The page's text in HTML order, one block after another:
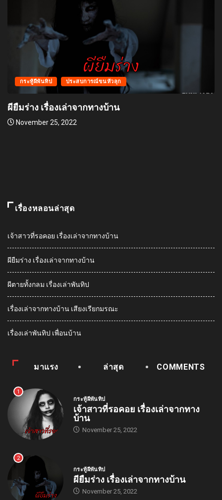
กระทู้ผีพันทิป ประสบการณ์ขนหัวลุก
ผียืมร่าง เรื่องเล่าจากทางบ้าน
November 25, 2022
เรื่องหลอนล่าสุด
เจ้าสาวที่รอคอย เรื่องเล่าจากทางบ้าน
ผียืมร่าง เรื่องเล่าจากทางบ้าน
ผีตายทั้งกลม เรื่องเล่าพันทิป
เรื่องเล่าจากทางบ้าน เสียงเรียกมรณะ
เรื่องเล่าพันทิป เพื่อนบ้าน
มาแรง ล่าสุด COMMENTS
1
กระทู้ผีพันทิป
เจ้าสาวที่รอคอย เรื่องเล่าจากทาง
บ้าน
November 25, 2022
2
กระทู้ผีพันทิป
ผียืมร่าง เรื่องเล่าจากทางบ้าน
November 25, 2022